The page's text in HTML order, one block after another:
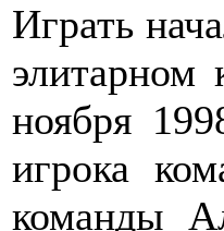
Играть
элитарном
ноября
игрока
команды